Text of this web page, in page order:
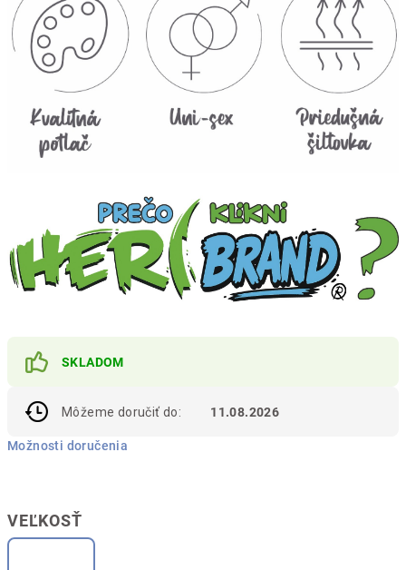
VEĽKOSŤ
SKLADOM
Môžeme doručiť do: 11.08.2026
Možnosti doručenia